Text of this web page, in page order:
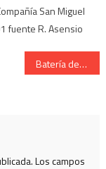
San Miguel
fuente R. Asensio
Batería de Artillería de Irún. Cantinera Lula Retuerto.Año 1987.
Los campos